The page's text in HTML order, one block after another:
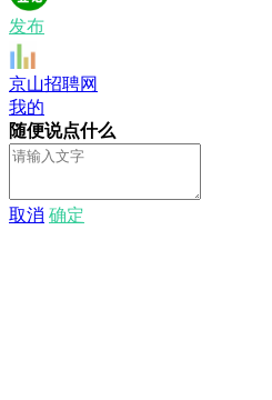
发布
京山招聘网
我的
随便说点什么
取消 确定